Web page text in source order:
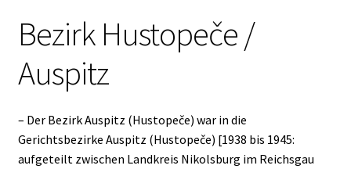
Bezirk Hustopeče /
Auspitz
– Der Bezirk Auspitz (Hustopeče) war in die
Gerichtsbezirke Auspitz (Hustopeče) [1938 bis 1945:
aufgeteilt zwischen Landkreis Nikolsburg im Reichsgau